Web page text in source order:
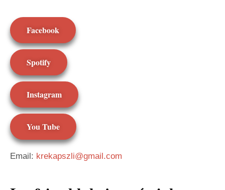
Facebook
Spotify
Instagram
You Tube
Email: krekapszli@gmail.com